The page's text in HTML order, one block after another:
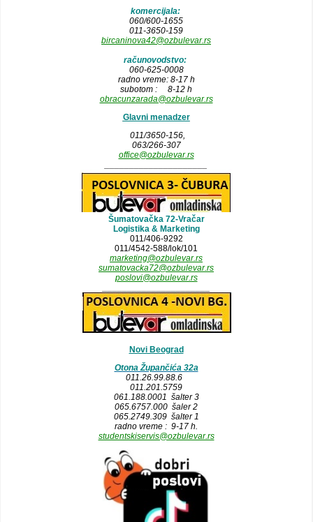
komercijala:
060/600-1655
011-3650-159
bircaninova42@ozbulevar.rs
računovodstvo:
060-625-0008
radno vreme: 8-17 h
subotom : 8-12 h
obracunzarada@ozbulevar.rs
Glavni menadzer
011/3650-156,
063/266-307
office@ozbulevar.rs
Šumatovačka 72-Vračar
Logistika & Marketing
011/406-9292
011/4542-588/lok/101
marketing@ozbulevar.rs
sumatovacka72@ozbulevar.rs
poslovi@ozbulevar.rs
Novi Beograd
Otona Župančića 32a
011.26.99.88.6
011.201.5759
061.188.0001 šalter 3
065.6757.000 šaler 2
065.2749.309 šalter 1
radno vreme : 9-17 h.
studentskiservis@ozbulevar.rs